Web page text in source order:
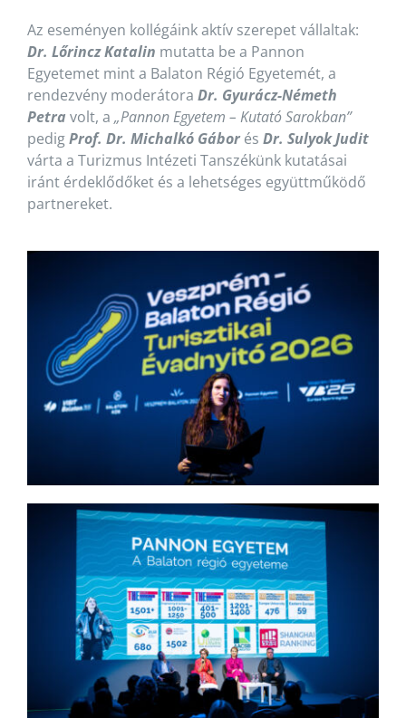
Az eseményen kollégáink aktív szerepet vállaltak:
Dr. Lőrincz Katalin mutatta be a Pannon
Egyetemet mint a Balaton Régió Egyetemét, a
rendezvény moderátora Dr. Gyurácz-Németh
Petra volt, a „Pannon Egyetem – Kutató Sarokban”
pedigProf. Dr. Michalkó Gábor és Dr. Sulyok Judit
várta a Turizmus Intézeti Tanszékünk kutatásai
iránt érdeklődőket és a lehetséges együttműködő
partnereket.